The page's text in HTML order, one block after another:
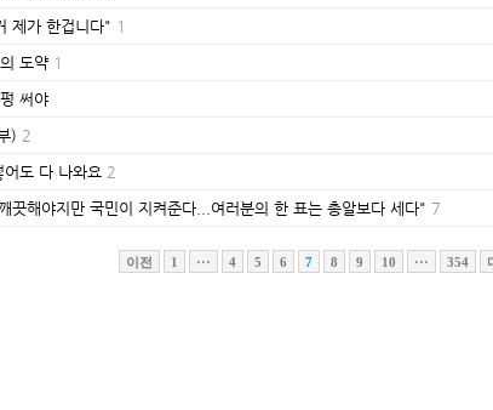
제가 한겁니다" 1
도약 1
써야
) 2
도 다 나와요 2
끗해야지만 국민이 지켜준다...여러분의 한 표는 총알보다 세다" 7
이전 1 ··· 4 5 6 7 8 9 10 ··· 354